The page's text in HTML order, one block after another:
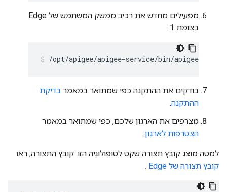
מפעילים מחדש את רכיב ממשק המשתמש של Edge
בצומת 1:
/opt/apigee/apigee-service/bin/apigee-
בודקים את ההתקנה כפי שמתואר במאמר בדיקת
ההתקנה.
מצרפים את הארגון שלכם, כפי שמתואר במאמר
הצטרפות לארגון.
למטה מוצג קובץ תצורה שקט לטופולוגיה הזו. קובץ התצורה, ראו
קובץ תצורה של Edge .